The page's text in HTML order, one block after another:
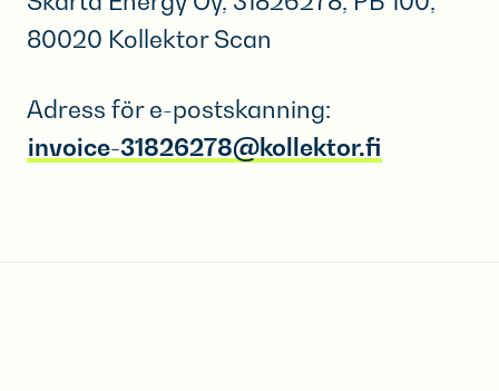
80020 Kollektor Scan
Adress för e-postskanning:
invoice-31826278@kollektor.fi